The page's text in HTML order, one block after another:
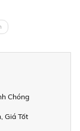
Chóng
Giá Tốt